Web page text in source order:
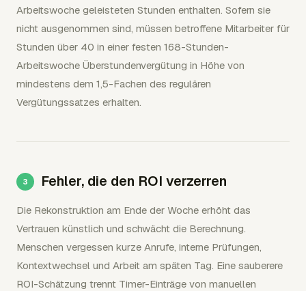
Arbeitswoche geleisteten Stunden enthalten. Sofern sie
nicht ausgenommen sind, müssen betroffene Mitarbeiter für
Stunden über 40 in einer festen 168-Stunden-
Arbeitswoche Überstundenvergütung in Höhe von
mindestens dem 1,5-Fachen des regulären
Vergütungssatzes erhalten.
Fehler, die den ROI verzerren
Die Rekonstruktion am Ende der Woche erhöht das
Vertrauen künstlich und schwächt die Berechnung.
Menschen vergessen kurze Anrufe, interne Prüfungen,
Kontextwechsel und Arbeit am späten Tag. Eine sauberere
ROI-Schätzung trennt Timer-Einträge von manuellen